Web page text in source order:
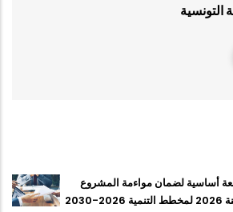
التونسية
أساسية لضمان مواءمة المشروع